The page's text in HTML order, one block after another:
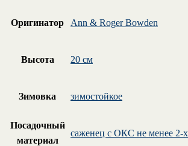
Оригинатор Ann & Roger Bowden
Высота 20 см
Зимовка зимостойкое
Посадочный
материал
саженец с ОКС не менее 2-х